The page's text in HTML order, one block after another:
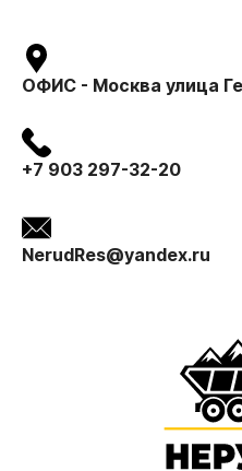
ОФИС - Москва улица
+7 903 297-32-20
NerudRes@yandex.ru